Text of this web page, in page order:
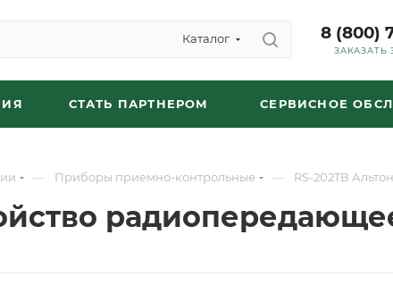
Каталог 8 (800)
ЗАКАЗАТЬ
СТАТЬ ПАРТНЕРОМ СЕРВИСНОЕ
— Приборы приемно-контрольные — RS-202TB